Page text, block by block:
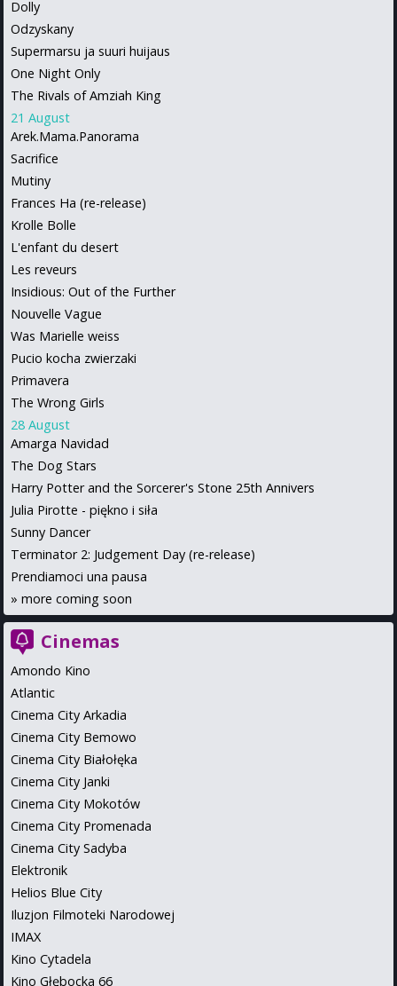
Dolly
Odzyskany
Supermarsu ja suuri huijaus
One Night Only
The Rivals of Amziah King
21 August
Arek.Mama.Panorama
Sacrifice
Mutiny
Frances Ha (re-release)
Krolle Bolle
L'enfant du desert
Les reveurs
Insidious: Out of the Further
Nouvelle Vague
Was Marielle weiss
Pucio kocha zwierzaki
Primavera
The Wrong Girls
28 August
Amarga Navidad
The Dog Stars
Harry Potter and the Sorcerer's Stone 25th Annivers
Julia Pirotte - piękno i siła
Sunny Dancer
Terminator 2: Judgement Day (re-release)
Prendiamoci una pausa
» more coming soon
Cinemas
Amondo Kino
Atlantic
Cinema City Arkadia
Cinema City Bemowo
Cinema City Białołęka
Cinema City Janki
Cinema City Mokotów
Cinema City Promenada
Cinema City Sadyba
Elektronik
Helios Blue City
Iluzjon Filmoteki Narodowej
IMAX
Kino Cytadela
Kino Głębocka 66